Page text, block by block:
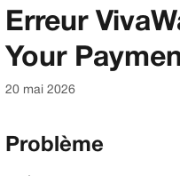
Erreur
Your
20 mai 2026
Problème